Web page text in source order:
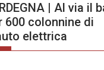
| Al via il
600 colonnine di
elettrica